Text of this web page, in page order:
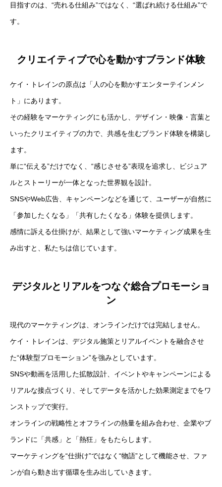
目指すのは、“売れる仕組み”ではなく、“選ばれ続ける仕組み”で
す。
クリエイティブで心を動かすブランド体験
ケイ・トレインの原点は「人の心を動かすエンターテインメン
ト」にあります。
その経験をマーケティングにも活かし、デザイン・映像・言葉と
いったクリエイティブの力で、共感を生むブランド体験を構築し
ます。
単に“伝える”だけでなく、“感じさせる”表現を追求し、ビジュア
ルとストーリーが一体となった世界観を設計。
SNSやWeb広告、キャンペーンなどを通じて、ユーザーが自然に
「参加したくなる」「共有したくなる」体験を提供します。
感情に訴える仕掛けが、結果として強いマーケティング成果を生
み出すと、私たちは信じています。
デジタルとリアルをつなぐ総合プロモーショ
ン
現代のマーケティングは、オンラインだけでは完結しません。
ケイ・トレインは、デジタル施策とリアルイベントを融合させ
た“体験型プロモーション”を強みとしています。
SNSや動画を活用した拡散設計、イベントやキャンペーンによる
リアルな接点づくり、そしてデータを活かした効果測定までをワ
ンストップで実行。
オンラインの戦略性とオフラインの熱量を組み合わせ、企業やブ
ランドに「共感」と「熱狂」をもたらします。
マーケティングを“仕掛け”ではなく“物語”として機能させ、ファ
ンが自ら動き出す循環を生み出していきます。